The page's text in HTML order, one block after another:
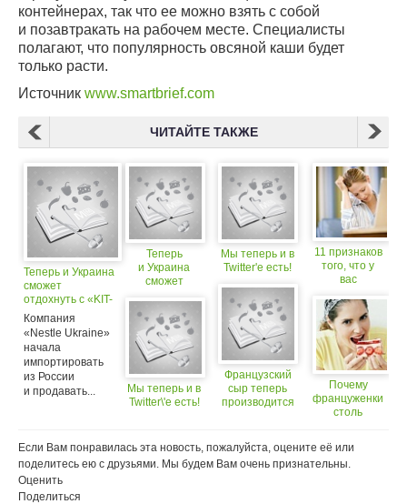
контейнерах, так что ее можно взять с собой
и позавтракать на рабочем месте. Специалисты
полагают, что популярность овсяной каши будет
только расти.
Источник www.smartbrief.com
ЧИТАЙТЕ ТАКЖЕ
Теперь и Украина
сможет
отдохнуть с «KIT-
KAT»
Компания
«Nestle Ukraine»
начала
импортировать
из России
и продавать...
Теперь
и Украина
сможет
Мы теперь и в
Twitter\'е есть!
Мы теперь и в
Twitter'е есть!
Французский
сыр теперь
производится
11 признаков
того, что у
вас
работа
Почему
француженки
столь
Если Вам понравилась эта новость, пожалуйста, оцените её или
поделитесь ею с друзьями. Мы будем Вам очень признательны.
Оценить
Поделиться